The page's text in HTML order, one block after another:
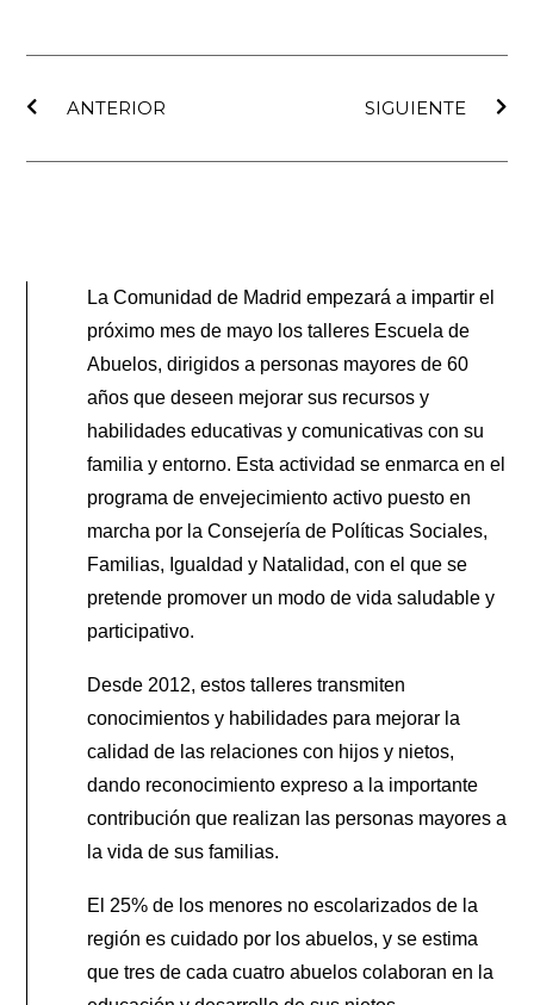
ANTERIOR
SIGUIENTE
La Comunidad de Madrid empezará a impartir el
próximo mes de mayo los talleres Escuela de
Abuelos, dirigidos a personas mayores de 60
años que deseen mejorar sus recursos y
habilidades educativas y comunicativas con su
familia y entorno. Esta actividad se enmarca en el
programa de envejecimiento activo puesto en
marcha por la Consejería de Políticas Sociales,
Familias, Igualdad y Natalidad, con el que se
pretende promover un modo de vida saludable y
participativo.
Desde 2012, estos talleres transmiten
conocimientos y habilidades para mejorar la
calidad de las relaciones con hijos y nietos,
dando reconocimiento expreso a la importante
contribución que realizan las personas mayores a
la vida de sus familias.
El 25% de los menores no escolarizados de la
región es cuidado por los abuelos, y se estima
que tres de cada cuatro abuelos colaboran en la